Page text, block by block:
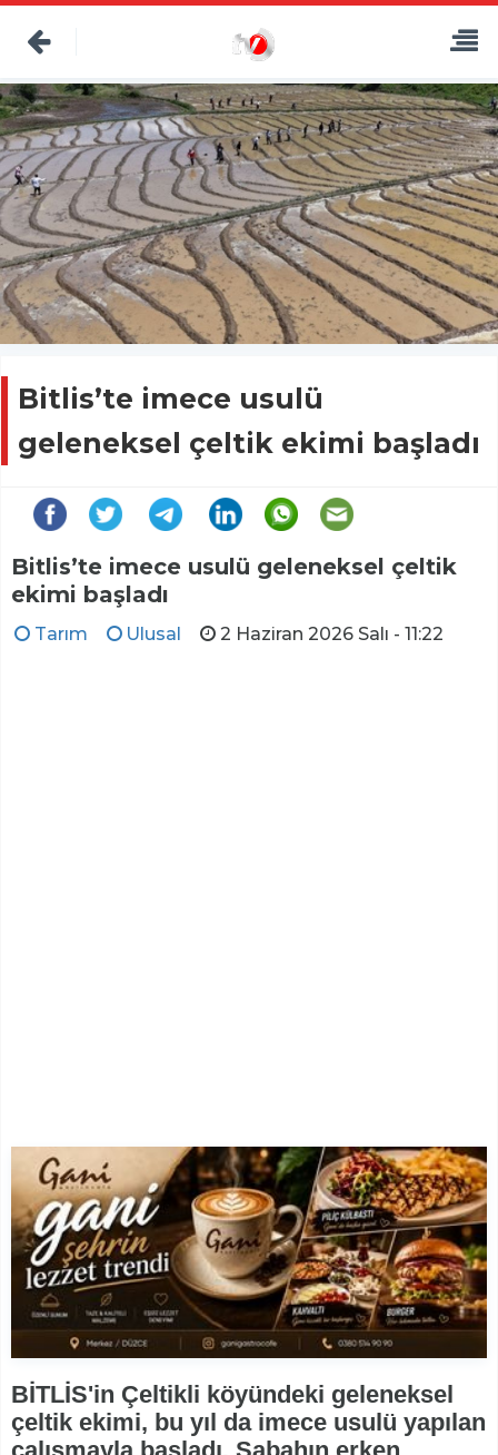
Bitlis’te imece usulü
geleneksel çeltik ekimi başladı
Bitlis’te imece usulü geleneksel çeltik
ekimi başladı
Tarım Ulusal 2 Haziran 2026 Salı - 11:22
BİTLİS'in Çeltikli köyündeki geleneksel
çeltik ekimi, bu yıl da imece usulü yapılan